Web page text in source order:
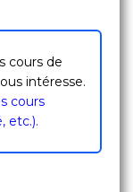
cours de
intéresse.
cours
etc.).